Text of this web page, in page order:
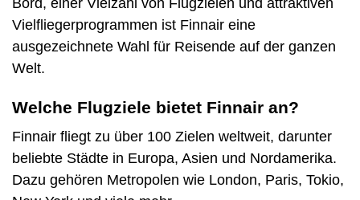
Vielfliegerprogrammen ist Finnair eine
ausgezeichnete Wahl für Reisende auf der ganzen
Welt.
Welche Flugziele bietet Finnair an?
Finnair fliegt zu über 100 Zielen weltweit, darunter
beliebte Städte in Europa, Asien und Nordamerika.
Dazu gehören Metropolen wie London, Paris, Tokio,